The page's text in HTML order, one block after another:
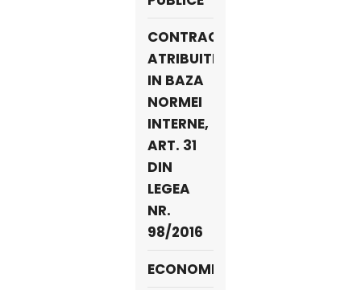
CONTRACTE
ATRIBUITE
IN BAZA
NORMEI
INTERNE,
ART. 31
DIN
LEGEA
NR.
98/2016
ECONOMIE